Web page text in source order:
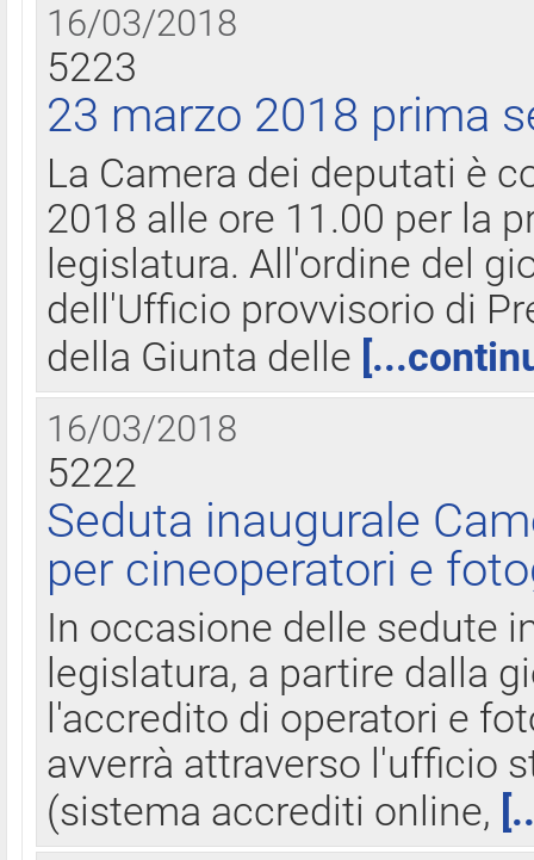
16/03/2018
5223
23 marzo 2018 prima
La Camera dei deputati è
2018 alle ore 11.00 per la
legislatura. All'ordine del
dell'Ufficio provvisorio di
della Giunta delle
16/03/2018
5222
Seduta inaugurale
per cineoperatori e
In occasione delle sedute
legislatura, a partire dalla
l'accredito di operatori e
avverrà attraverso l'ufficio
(sistema accrediti online,